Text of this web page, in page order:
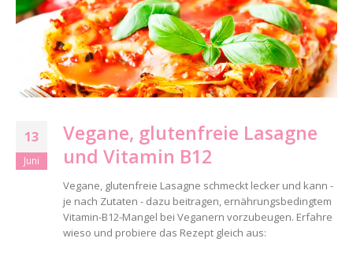
13
Juni
Vegane, glutenfreie Lasagne
und Vitamin B12
Vegane, glutenfreie Lasagne schmeckt lecker und kann -
je nach Zutaten - dazu beitragen, ernährungsbedingtem
Vitamin-B12-Mangel bei Veganern vorzubeugen. Erfahre
wieso und probiere das Rezept gleich aus: